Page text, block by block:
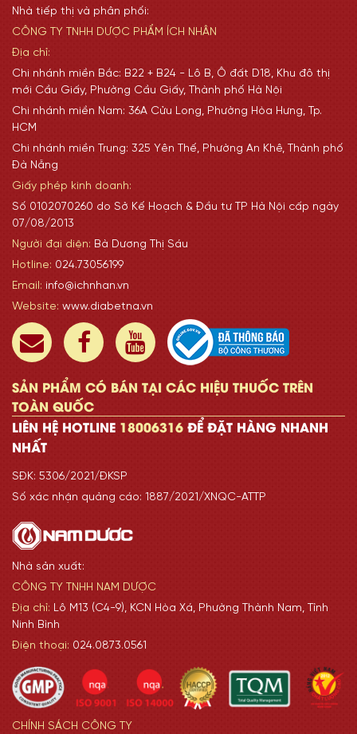
Nhà tiếp thị và phân phối:
CÔNG TY TNHH DƯỢC PHẨM ÍCH NHÂN
Địa chỉ:
Chi nhánh miền Bắc: B22 + B24 - Lô B, Ô đất D18, Khu đô thị
mới Cầu Giấy, Phường Cầu Giấy, Thành phố Hà Nội
Chi nhánh miền Nam: 36A Cửu Long, Phường Hòa Hưng, Tp.
HCM
Chi nhánh miền Trung: 325 Yên Thế, Phường An Khê, Thành phố
Đà Nẵng
Giấy phép kinh doanh:
Số 0102070260 do Sở Kế Hoạch & Đầu tư TP Hà Nội cấp ngày
07/08/2013
Người đại diện: Bà Dương Thị Sáu
Hotline: 024.73056199
Email: info@ichnhan.vn
Website: www.diabetna.vn
SẢN PHẨM CÓ BÁN TẠI CÁC HIỆU THUỐC TRÊN
TOÀN QUỐC
LIÊN HỆ HOTLINE 18006316 ĐỂ ĐẶT HÀNG NHANH
NHẤT
SĐK: 5306/2021/ĐKSP
Số xác nhận quảng cáo: 1887/2021/XNQC-ATTP
Nhà sản xuất:
CÔNG TY TNHH NAM DƯỢC
Địa chỉ: Lô M13 (C4-9), KCN Hòa Xá, Phường Thành Nam, Tỉnh
Ninh Bình
Điện thoại: 024.0873.0561
CHÍNH SÁCH CÔNG TY